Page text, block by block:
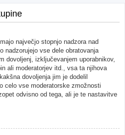
največjo stopnjo nadzora nad
nadzorujejo vse dele obratovanja
dovoljenj, izključevanjem uporabnikov,
ali moderatorjev itd., vsa ta njihova
dovoljenja jim je dodelil
celo vse moderatorske zmožnosti
odvisno od tega, ali je te nastavitve